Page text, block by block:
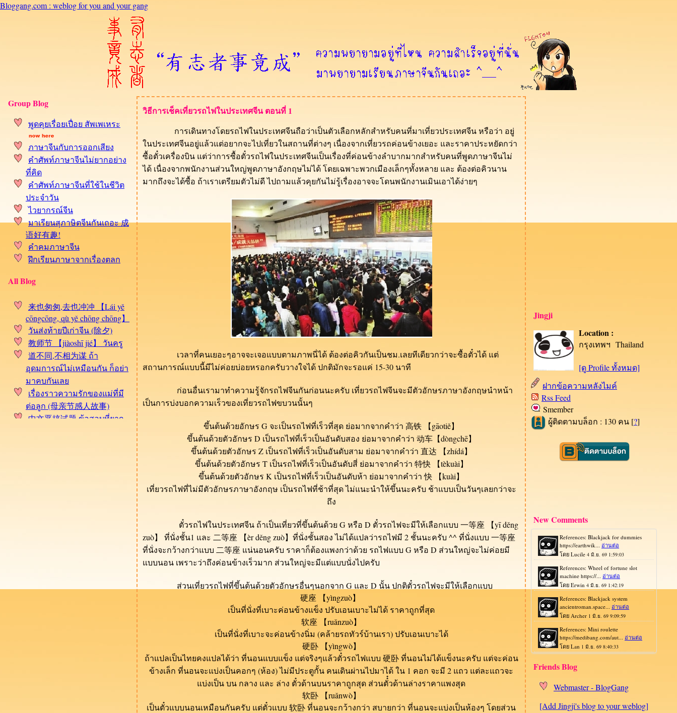
Bloggang.com : weblog for you and your gang
Group Blog
พูดคุยเรื่อยเปื่อย สัพเพเหระ
ภาษาจีนกับการออกเสียง
คำศัพท์ภาษาจีนไม่ยากอย่าง
ที่คิด
คำศัพท์ภาษาจีนที่ใช้ในชีวิต
ประจำวัน
ไวยากรณ์จีน
มาเรียนสุภาษิตจีนกันเถอะ 成
语好有趣!
คำคมภาษาจีน
ฝึกเรียนภาษาจากเรื่องตลก
All Blog
来也匆匆,去也冲冲 【Lái yě
cōngcōng, qù yě chōng chōng】
วันส่งท้ายปีเก่าจีน (除夕)
教师节 【jiàoshī jié】 วันครู
道不同,不相为谋 ถ้า
อุดมการณ์ไม่เหมือนกัน ก็อย่า
มาคบกันเล
เรื่องราวความรักของแม่ที่มี
ต่อลูก (母亲节感人故事)
中文恶搞试题 ข้อสอบที่ยาก
วิธีการเช็คเที่ยวรถไฟในประเทศจีน ตอนที่ 1
การเดินทางโดยรถไฟในประเทศจีนถือว่าเป็นตัวเลือกหลักสำหรับคนที่มาเที่ยวประเทศจีน หรือว่า อยู่
นประเทศจีนอยู่แล้วแต่อยากจะไปเที่ยวในสถานที่ต่างๆ เนื่องจากเที่ยวรถค่อนข้างเยอะ และราคาประหยัดกว่า
ซื้อตั๋วเครื่องบิน แต่ว่าการซื้อตั๋วรถไฟในประเทศจีนเป็นเรื่องที่ค่อนข้างลำบากมากสำหรับคนที่พูดภาษาจีนไม่
ได้ เนื่องจากพนักงานส่วนใหญ่พูดภาษาอังกฤษไม่ได้ โดยเฉพาะพวกเมืองเล็กๆทั้งหลาย และ ต้องต่อคิวนาน
มากถึงจะได้ซื้อ ถ้าเราเตรียมตัวไม่ดี ไปถามแล้วคุยกันไม่รู้เรื่องอาจจะโดนพนักงานเมินเอาได้ง่ายๆ
เวลาที่คนเยอะๆอาจจะเจอแบบตามภาพนี่ได้ ต้องต่อคิวกันเป็นชม.เลยทีเดียวกว่าจะซื้อตั๋วได้ แต่
สถานการณ์แบบนี้มีไม่ค่อยบ่อยหรอกครับวางใจได้ ปกติมักจะรอแค่ 15-30 นาที
ก่อนอื่นเรามาทำความรู้จักรถไฟจีนกันก่อนนะครับ เที่ยวรถไฟจีนจะมีตัวอักษรภาษาอังกฤษนำหน้า
เป็นการบ่งบอกความเร็วของเที่ยวรถไฟขบวนนั้นๆ
ขึ้นต้นด้วยอักษร G จะเป็นรถไฟที่เร็วที่สุด ย่อมากจากคำว่า 高铁 【gāotiě】
ขึ้นต้นด้วยตัวอักษร D เป็นรถไฟที่เร็วเป็นอันดับสอง ย่อมาจากคำว่า 动车【dòngchē】
ขึ้นต้นด้วยตัวอักษร Z เป็นรถไฟที่เร็วเป็นอันดับสาม ย่อมาจากคำว่า 直达 【zhídá】
ขึ้นต้นด้วยตัวอักษร T เป็นรถไฟที่เร็วเป็นอันดับสี่ ย่อมาจากคำว่า 特快 【tèkuài】
ขึ้นต้นด้วยตัวอักษร K เป็นรถไฟที่เร็วเป็นอันดับห้า ย่อมาจากคำว่า 快 【kuài】
เที่ยวรถไฟที่ไม่มีตัวอักษรภาษาอังกฤษ เป็นรถไฟที่ช้าที่สุด ไม่แนะนำให้ขึ้นนะครับ ช้าแบบเป็นวันๆเลยกว่าจะ
ถึง
ตั๋วรถไฟในประเทศจีน ถ้าเป็นเที่ยวที่ขึ้นต้นด้วย G หรือ D ตั๋วรถไฟจะมีให้เลือกแบบ 一等座 【yī děng
zuò】 ที่นั่งชั้น1 และ 二等座 【èr děng zuò】ที่นั่งชั้นสอง ไม่ได้แปลว่ารถไฟมี 2 ชั้นนะครับ ^^ ที่นั่งแบบ 一等座
ที่นั่งจะกว้างกว่าแบบ 二等座 แน่นอนครับ ราคาก็ต้องแพงกว่าด้วย รถไฟแบบ G หรือ D ส่วนใหญ่จะไม่ค่อยมี
บบนอน เพราะว่าถึงค่อนข้างเร็วมาก ส่วนใหญ่จะมีแต่แบบนั่งไปครับ
ส่วนเที่ยวรถไฟที่ขึ้นต้นด้วยตัวอักษรอื่นๆนอกจาก G และ D นั้น ปกติตั๋วรถไฟจะมีให้เลือกแบบ
硬座 【yìngzuò】
เป็นที่นั่งที่เบาะค่อนข้างแข็ง ปรับเอนเบาะไม่ได้ ราคาถูกที่สุด
软座 【ruǎnzuò】
เป็นที่นั่งที่เบาะจะค่อนข้างนิ่ม (คล้ายรถทัวร์บ้านเรา) ปรับเอนเบาะได้
硬卧 【yìngwò】
ถ้าแปลเป็นไทยคงแปลได้ว่า ที่นอนแบบแข็ง แต่จริงๆแล้วตั๋วรถไฟแบบ 硬卧 ที่นอนไม่ได้แข็งนะครับ แต่จะค่อน
ข้างเล็ก ที่นอนจะแบ่งเป็นคอกๆ (ห้อง) ไม่มีประตูกั้น คนเดินผ่านไปมาได้ ใน 1 คอก จะมี 2 แถว แต่ละแถวจะ
บ่งเป็น บน กลาง และ ล่าง ตั๋วด้านบนราคาถูกสุด ส่วนตั๋๋วด้านล่างราคาแพงสุด
软卧 【ruǎnwò】
เป็นตั๋วแบบนอนเหมือนกันครับ แต่ตั๋วแบบ 软卧 ที่นอนจะกว้างกว่า สบายกว่า ที่นอนจะแบ่งเป็นห้องๆ โดยส่วน
Jingji
Location :
กรุงเทพฯ Thailand
[ดู Profile ทั้งหมด]
ฝากข้อความหลังไมค์
Rss Feed
Smember
ผู้ติดตามบล็อก : 130 คน [?]
New Comments
Friends Blog
Webmaster - BlogGang
[Add Jingji's blog to your weblog]